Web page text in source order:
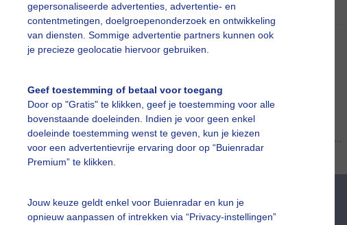
gepersonaliseerde advertenties, advertentie- en
contentmetingen, doelgroepenonderzoek en ontwikkeling
van diensten. Sommige advertentie partners kunnen ook
je precieze geolocatie hiervoor gebruiken.
Geef toestemming of betaal voor toegang
Door op "Gratis" te klikken, geef je toestemming voor alle
bovenstaande doeleinden. Indien je voor geen enkel
doeleinde toestemming wenst te geven, kun je kiezen
voor een advertentievrije ervaring door op “Buienradar
Premium” te klikken.
Jouw keuze geldt enkel voor Buienradar en kun je
opnieuw aanpassen of intrekken via “Privacy-instellingen”
slideshow
Een moment geduld aub...
Mijn weer